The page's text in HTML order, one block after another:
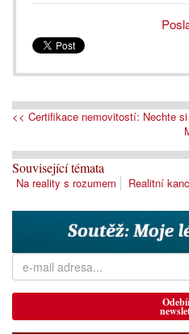
<< Certifikace nemovitostí: Nechte
Související témata
Na reality s rozumem Realitní